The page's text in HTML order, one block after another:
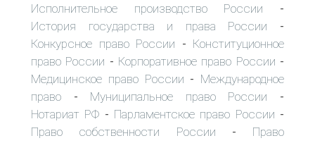
Исполнительное производство России -
История государства и права России -
Конкурсное право России - Конституционное
право России - Корпоративное право России -
Медицинское право России - Международное
право - Муниципальное право России -
Нотариат РФ - Парламентское право России -
Право собственности России - Право